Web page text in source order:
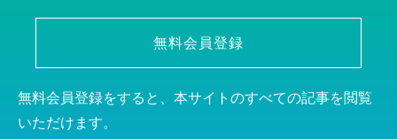
無料会員登録
無料会員登録をすると、本サイトのすべての記事を閲覧
いただけます。